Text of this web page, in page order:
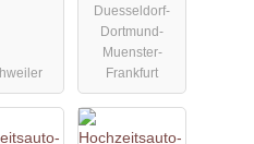
Duesseldorf-
Dortmund-
Muenster-
Frankfurt